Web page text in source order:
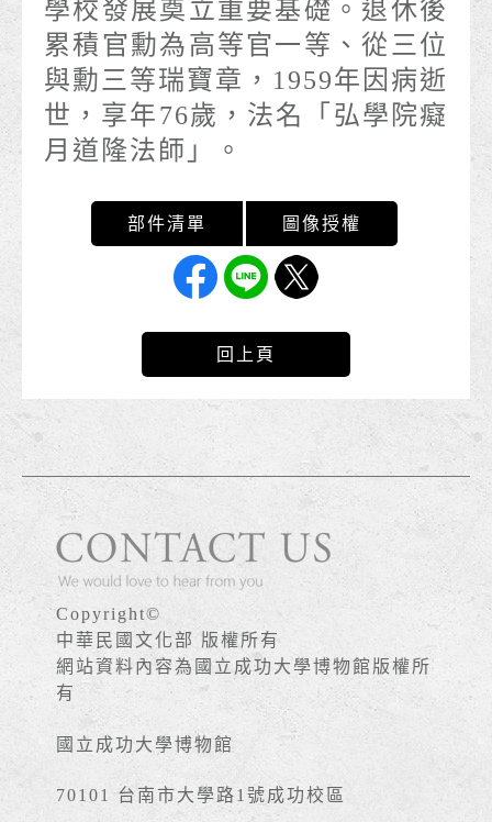
學校發展奠立重要基礎。退休後
累積官勳為高等官一等、從三位
與勳三等瑞寶章，1959年因病逝
世，享年76歲，法名「弘學院癡
月道隆法師」。
回上頁
Copyright©
中華民國文化部 版權所有
網站資料內容為國立成功大學博物館版權所
有
國立成功大學博物館
70101 台南市大學路1號成功校區